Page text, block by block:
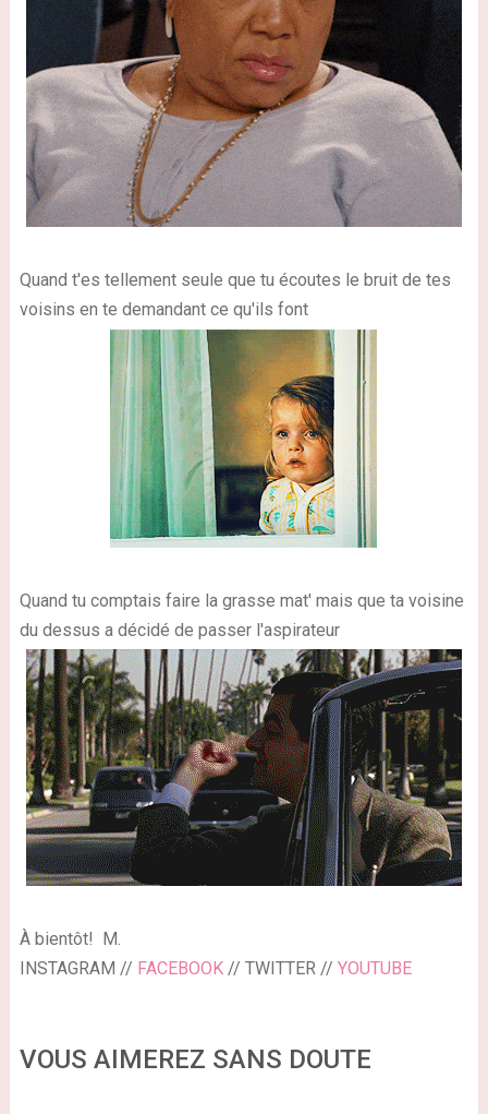
Quand t'es tellement seule que tu écoutes le bruit de tes
voisins en te demandant ce qu'ils font
Quand tu comptais faire la grasse mat' mais que ta voisine
du dessus a décidé de passer l'aspirateur
À bientôt!
M.
INSTAGRAM // FACEBOOK// TWITTER // YOUTUBE
VOUS AIMEREZ SANS DOUTE